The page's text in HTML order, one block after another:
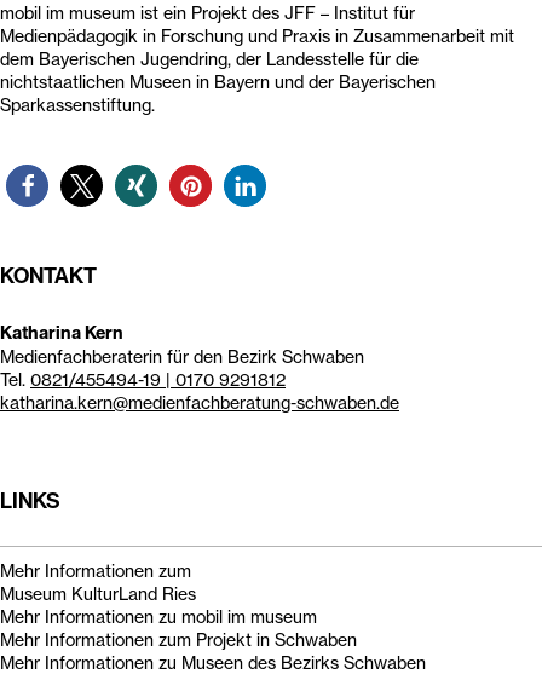
mobil im museum ist ein Projekt des JFF – Institut für
Medienpädagogik in Forschung und Praxis in Zusammenarbeit mit
dem Bayerischen Jugendring, der Landesstelle für die
nichtstaatlichen Museen in Bayern und der Bayerischen
Sparkassenstiftung.
KONTAKT
Katharina Kern
Medienfachberaterin für den Bezirk Schwaben
Tel. 0821/455494-19 | 0170 9291812
katharina.kern@medienfachberatung-schwaben.de
LINKS
Mehr Informationen zum
Museum KulturLand Ries
Mehr Informationen zu mobil im museum
Mehr Informationen zum Projekt in Schwaben
Mehr Informationen zu Museen des Bezirks Schwaben